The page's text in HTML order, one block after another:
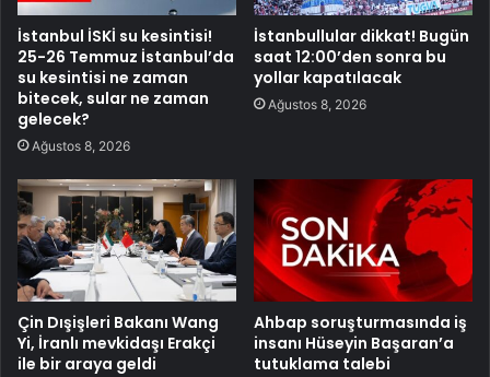
İstanbul İSKİ su kesintisi!
25-26 Temmuz İstanbul’da
su kesintisi ne zaman
bitecek, sular ne zaman
gelecek?
Ağustos 8, 2026
İstanbullular dikkat! Bugün
saat 12:00’den sonra bu
yollar kapatılacak
Ağustos 8, 2026
Çin Dışişleri Bakanı Wang
Yi, İranlı mevkidaşı Erakçi
ile bir araya geldi
Ahbap soruşturmasında iş
insanı Hüseyin Başaran’a
tutuklama talebi